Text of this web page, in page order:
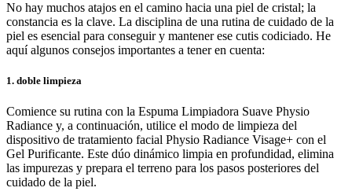
No hay muchos atajos en el camino hacia una piel de cristal; la
constancia es la clave. La disciplina de una rutina de cuidado de la
piel es esencial para conseguir y mantener ese cutis codiciado. He
aquí algunos consejos importantes a tener en cuenta:
1. doble limpieza
Comience su rutina con la Espuma Limpiadora Suave Physio
Radiance y, a continuación, utilice el modo de limpieza del
dispositivo de tratamiento facial Physio Radiance Visage+ con el
Gel Purificante. Este dúo dinámico limpia en profundidad, elimina
las impurezas y prepara el terreno para los pasos posteriores del
cuidado de la piel.